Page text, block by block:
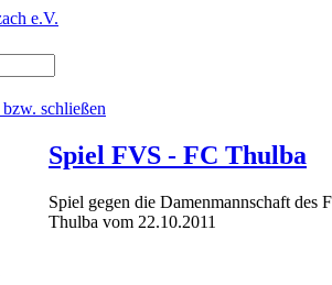
Spiel FVS - FC Thulba
Spiel gegen die Damenmannschaft des
Thulba vom 22.10.2011